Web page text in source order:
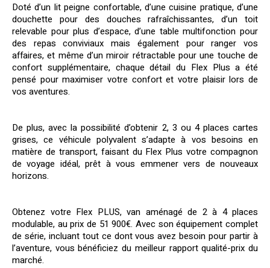
Doté d’un lit peigne confortable, d’une cuisine pratique, d’une
douchette pour des douches rafraîchissantes, d’un toit
relevable pour plus d’espace, d’une table multifonction pour
des repas conviviaux mais également pour ranger vos
affaires, et même d’un miroir rétractable pour une touche de
confort supplémentaire, chaque détail du Flex Plus a été
pensé pour maximiser votre confort et votre plaisir lors de
vos aventures.
De plus, avec la possibilité d’obtenir 2, 3 ou 4 places cartes
grises, ce véhicule polyvalent s’adapte à vos besoins en
matière de transport, faisant du Flex Plus votre compagnon
de voyage idéal, prêt à vous emmener vers de nouveaux
horizons.
Obtenez votre Flex PLUS, van aménagé de 2 à 4 places
modulable, au prix de 51 900€. Avec son équipement complet
de série, incluant tout ce dont vous avez besoin pour partir à
l’aventure, vous bénéficiez du meilleur rapport qualité-prix du
marché.